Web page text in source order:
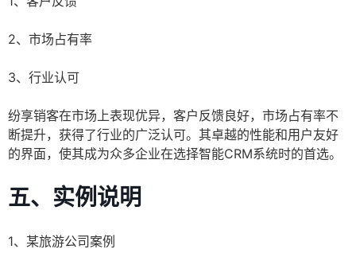
2、市场占有率
3、行业认可
纷享销客在市场上表现优异，客户反馈良好，市场占有率不
断提升，获得了行业的广泛认可。其卓越的性能和用户友好
的界面，使其成为众多企业在选择智能CRM系统时的首选。
五、实例说明
1、某旅游公司案例